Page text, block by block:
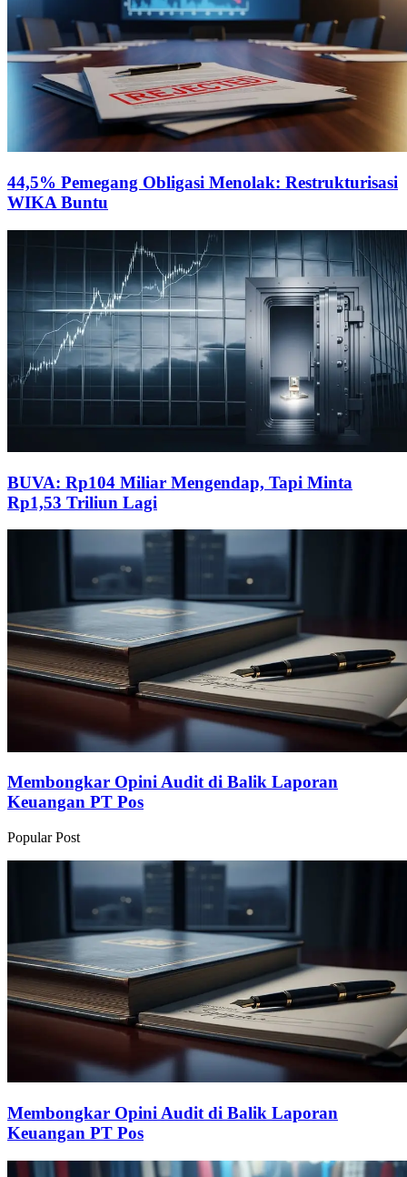
44,5% Pemegang Obligasi Menolak: Restrukturisasi
WIKA Buntu
BUVA: Rp104 Miliar Mengendap, Tapi Minta
Rp1,53 Triliun Lagi
Membongkar Opini Audit di Balik Laporan
Keuangan PT Pos
Popular Post
Membongkar Opini Audit di Balik Laporan
Keuangan PT Pos